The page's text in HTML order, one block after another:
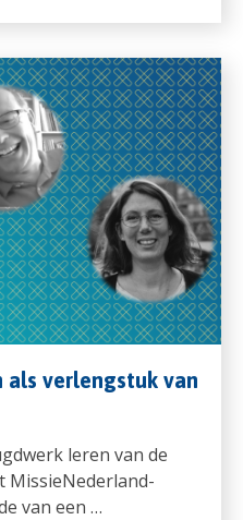
als verlengstuk van
leren van de
MissieNederland-
van een …